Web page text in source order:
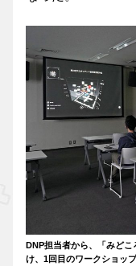
DNP担当者から、「みど
け、1回目のワークショッ